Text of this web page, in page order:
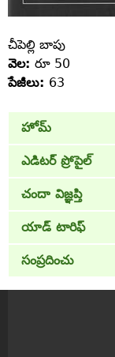
చీపెల్లి బాపు
వెల: రూ 50
పేజీలు: 63
హోమ్
ఎడిటర్ ప్రోపైల్
చందా విజ్ఞప్తి
యాడ్ టారిఫ్
సంప్రదించు